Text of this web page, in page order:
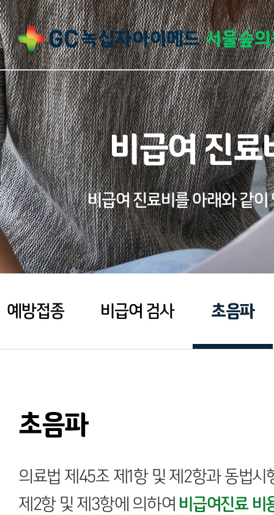
비급여 진료
비급여 진료비를 아래와 같
예방접종 비급여 검사 초음파
초음파
의료법 제45조 제1항 및 제2항과 동법
제2항 및 제3항에 의하여 비급여진료 비